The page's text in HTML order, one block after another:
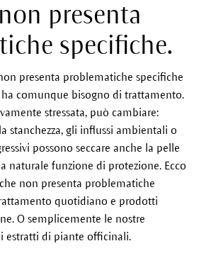
presenta
specifiche.
presenta problematiche specifiche
comunque bisogno di trattamento.
stressata, può cambiare:
stanchezza, gli influssi ambientali o
possono seccare anche la pelle
naturale funzione di protezione. Ecco
non presenta problematiche
quotidiano e prodotti
O semplicemente le nostre
estratti di piante officinali.